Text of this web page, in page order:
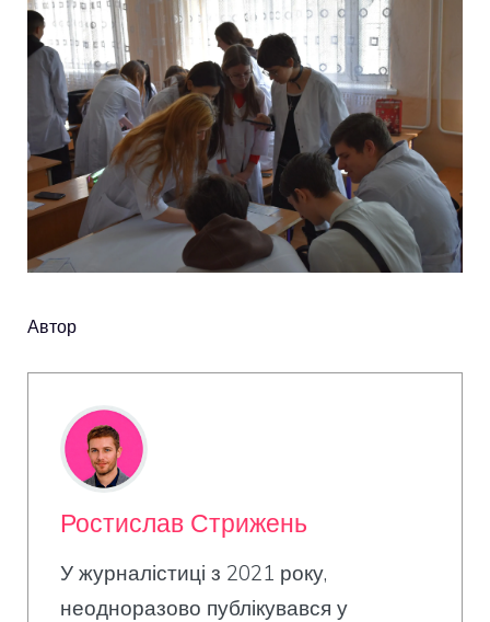
Автор
Ростислав Стрижень
У журналістиці з 2021 року,
неодноразово публікувався у